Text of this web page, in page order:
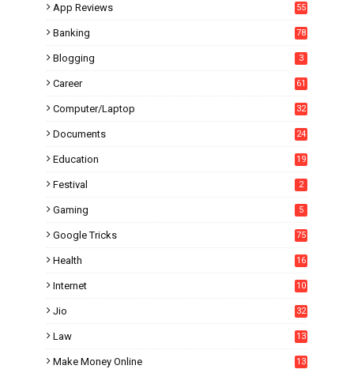
App Reviews 55
Banking 78
Blogging 3
Career 61
Computer/Laptop 32
Documents 24
Education
19
Festival 2
Gaming 5
Google Tricks 75
Health 16
Internet
10
Jio 32
Law 13
Make Money Online 13